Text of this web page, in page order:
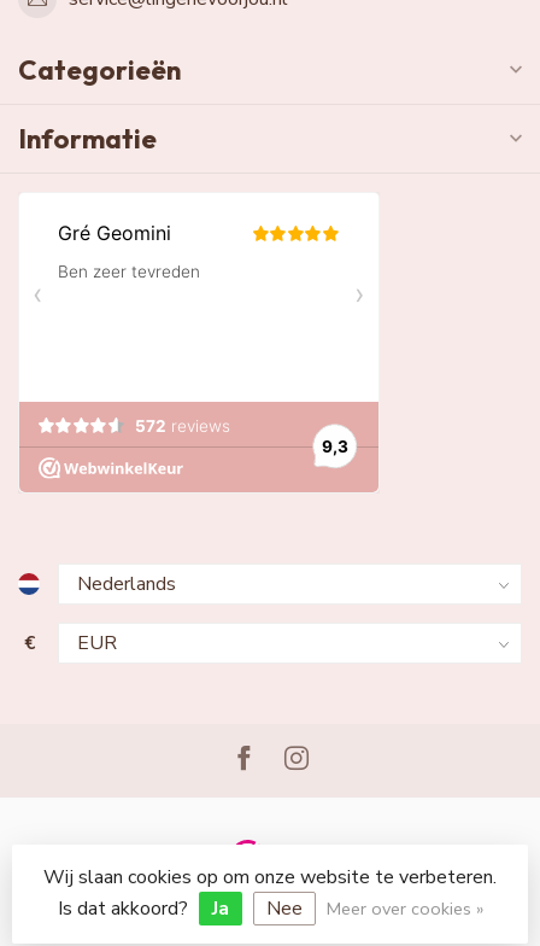
Categorieën
Informatie
€
© Copyright 2026 Lingerie Voor Jou
Wij slaan cookies op om onze website te verbeteren.
Is dat akkoord?
Ja Nee Meer over cookies »